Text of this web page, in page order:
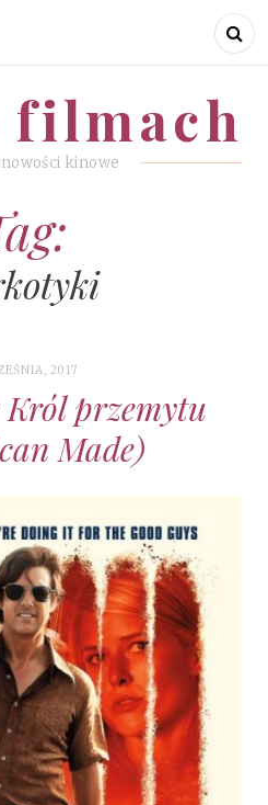
filmach
kinowe
filmach
2017
przemytu
Made)